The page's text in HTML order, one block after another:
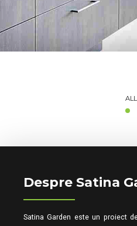
ALL
Despre Satina
Satina Garden este un proiect